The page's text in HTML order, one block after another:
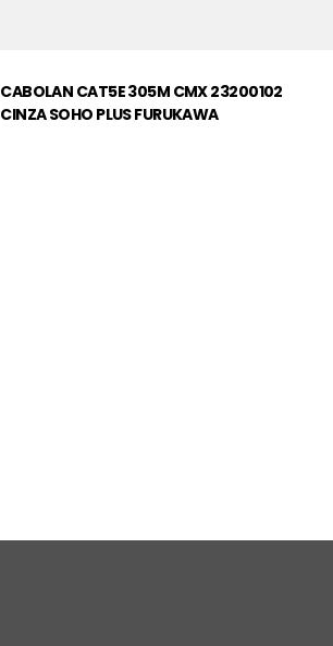
CABOLAN CAT5E 305M CMX 23200102
CINZA SOHO PLUS FURUKAWA